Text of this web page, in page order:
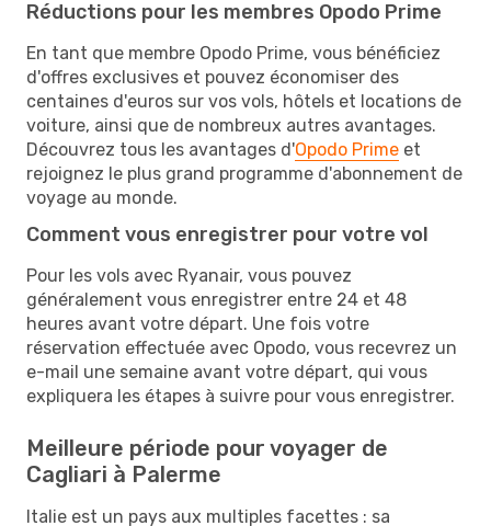
Réductions pour les membres Opodo Prime
En tant que membre Opodo Prime, vous bénéficiez
d'offres exclusives et pouvez économiser des
centaines d'euros sur vos vols, hôtels et locations de
voiture, ainsi que de nombreux autres avantages.
Découvrez tous les avantages d'Opodo Prime et
rejoignez le plus grand programme d'abonnement de
voyage au monde.
Comment vous enregistrer pour votre vol
Pour les vols avec Ryanair, vous pouvez
généralement vous enregistrer entre 24 et 48
heures avant votre départ. Une fois votre
réservation effectuée avec Opodo, vous recevrez un
e-mail une semaine avant votre départ, qui vous
expliquera les étapes à suivre pour vous enregistrer.
Meilleure période pour voyager de
Cagliari à Palerme
Italie est un pays aux multiples facettes : sa